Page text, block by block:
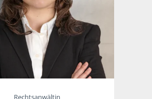
Rechtsanwältin